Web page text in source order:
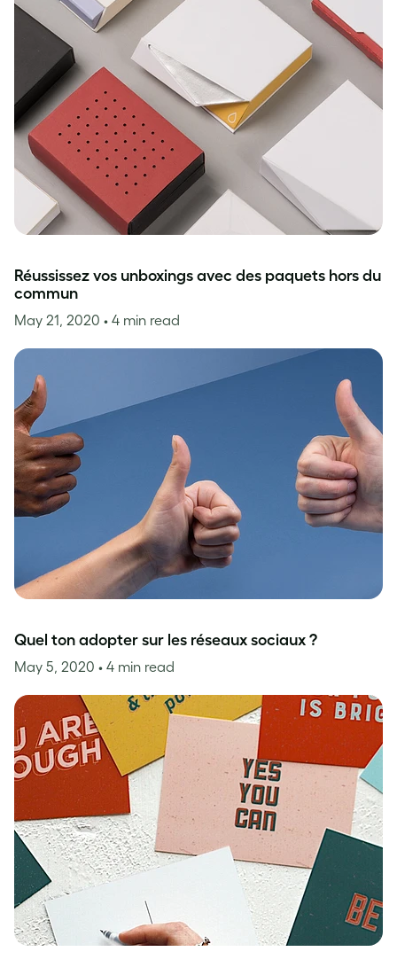
Réussissez vos unboxings avec des paquets hors du
commun
May 21, 2020 • 4 min read
Quel ton adopter sur les réseaux sociaux ?
May 5, 2020 • 4 min read